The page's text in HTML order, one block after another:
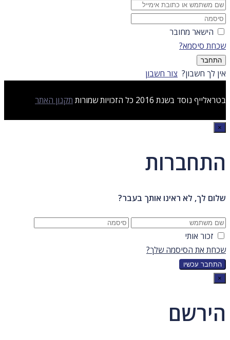
הישאר מחובר
שכחת סיסמא?
התחבר
אין לך חשבון? צור חשבון
בטראלייף נוסד בשנת 2016 כל הזכויות שמורות תקנון האתר
×
התחברות
שלום לך, לא ראינו אותך בעבר?
זכור אותי
שכחת את הסיסמה שלך?
×
הירשם